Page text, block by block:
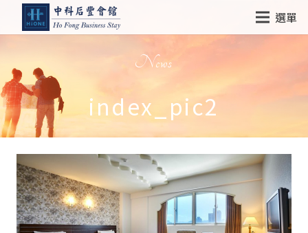
選單
News
index_pic2